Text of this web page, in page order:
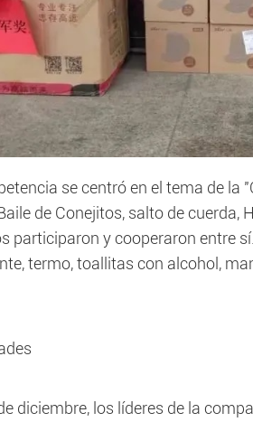
se centró en el tema de la
de Conejitos, salto de cuerda,
participaron y cooperaron entre
termo, toallitas con alcohol,
diciembre, los líderes de la